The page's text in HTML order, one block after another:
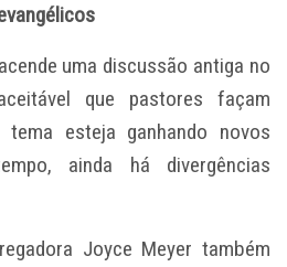
uma discussão antiga no
que pastores façam
esteja ganhando novos
ainda há divergências
Joyce Meyer também